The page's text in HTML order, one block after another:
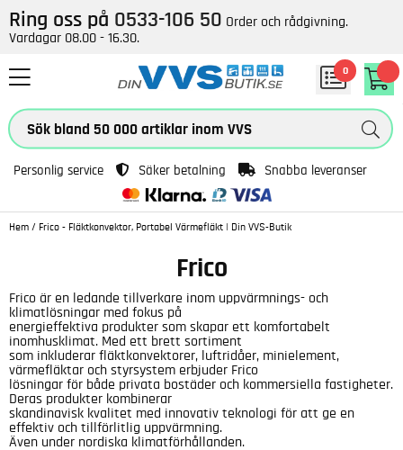
Ring oss på 0533-106 50 Order och rådgivning.
Vardagar 08.00 - 16.30.
0
Personlig service Säker betalning Snabba leveranser
Hem / Frico - Fläktkonvektor, Portabel Värmefläkt | Din VVS-Butik
Frico
Frico är en ledande tillverkare inom uppvärmnings- och
klimatlösningar med fokus på
energieffektiva produkter som skapar ett komfortabelt
inomhusklimat. Med ett brett sortiment
som inkluderar fläktkonvektorer, luftridåer, minielement,
värmefläktar och styrsystem erbjuder Frico
lösningar för både privata bostäder och kommersiella fastigheter.
Deras produkter kombinerar
skandinavisk kvalitet med innovativ teknologi för att ge en
effektiv och tillförlitlig uppvärmning.
Även under nordiska klimatförhållanden.